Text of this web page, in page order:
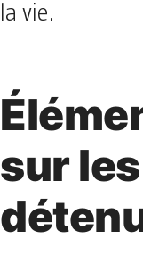
la vie.
sur